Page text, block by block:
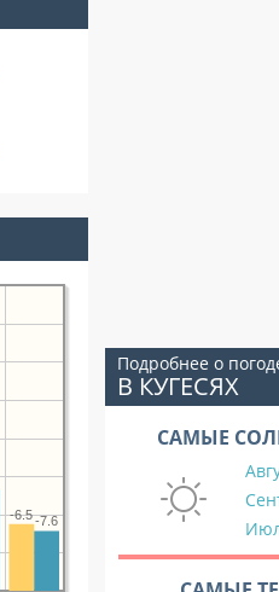
-6.5-7.6
Подробнее о
В КУГЕСЯХ
САМЫЕ